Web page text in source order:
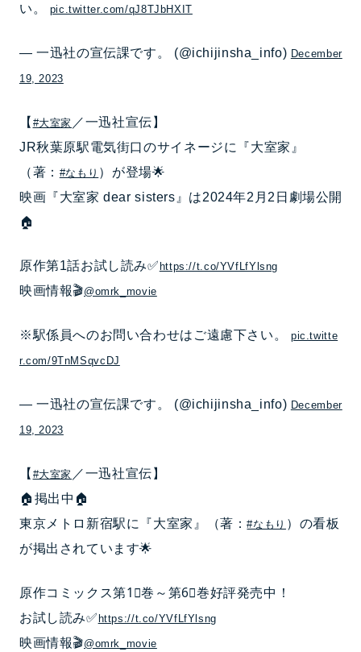
い。 pic.twitter.com/qJ8TJbHXIT
— 一迅社の宣伝課です。 (@ichijinsha_info) December
19, 2023
【 #大室家 ／一迅社宣伝】
JR秋葉原駅電気街口のサイネージに『大室家』
（著： #なもり ）が登場🌟
映画『大室家 dear sisters』は2024年2月2日劇場公開
🏠
原作第1話お試し読み✅ https://t.co/YVfLfYlsng
映画情報🎬@omrk_movie
※駅係員へのお問い合わせはご遠慮下さい。 pic.twitte
r.com/9TnMSqvcDJ
— 一迅社の宣伝課です。 (@ichijinsha_info) December
19, 2023
【 #大室家 ／一迅社宣伝】
🏠掲出中🏠
東京メトロ新宿駅に『大室家』（著：#なもり ）の看板
が掲出されています🌟
原作コミックス第1⃣巻～第6⃣巻好評発売中！
お試し読み✅ https://t.co/YVfLfYlsng
映画情報🎬@omrk_movie